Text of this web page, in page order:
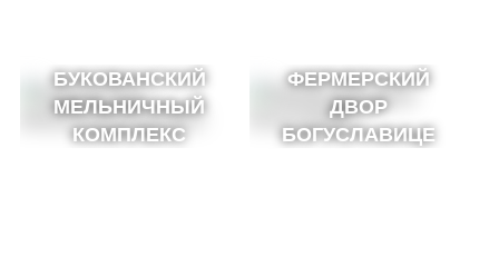
БУКОВАНСКИЙ
МЕЛЬНИЧНЫЙ
КОМПЛЕКС
ФЕРМЕРСКИЙ
ДВОР
БОГУСЛАВИЦЕ